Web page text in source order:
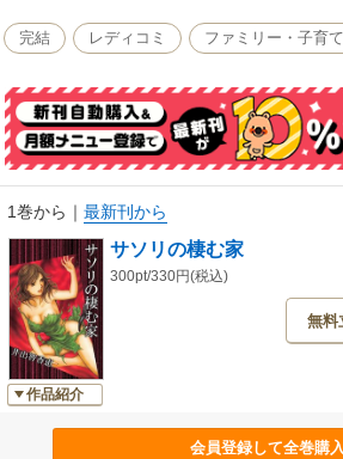
完結 レディコミ ファミリー・子育て
1巻から ｜ 最新刊から
作品紹介
サソリの棲む家
300pt/330円(税込)
無料
会員登録して全巻購入